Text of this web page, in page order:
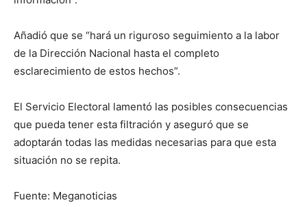
Añadió que se “hará un riguroso seguimiento a la labor
de la Dirección Nacional hasta el completo
esclarecimiento de estos hechos”.
El Servicio Electoral lamentó las posibles consecuencias
que pueda tener esta filtración y aseguró que se
adoptarán todas las medidas necesarias para que esta
situación no se repita.
Fuente: Meganoticias